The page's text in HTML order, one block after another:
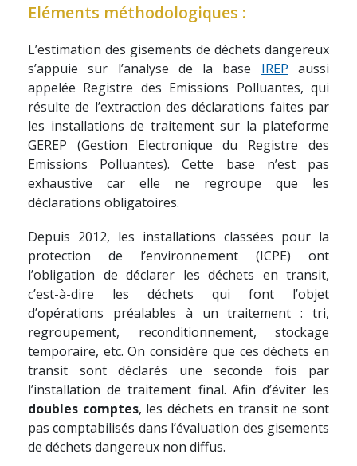
Eléments méthodologiques :
L’estimation des gisements de déchets dangereux
s’appuie sur l’analyse de la base IREP aussi
appelée Registre des Emissions Polluantes, qui
résulte de l’extraction des déclarations faites par
les installations de traitement sur la plateforme
GEREP (Gestion Electronique du Registre des
Emissions Polluantes). Cette base n’est pas
exhaustive car elle ne regroupe que les
déclarations obligatoires.
Depuis 2012, les installations classées pour la
protection de l’environnement (ICPE) ont
l’obligation de déclarer les déchets en transit,
c’est-à-dire les déchets qui font l’objet
d’opérations préalables à un traitement : tri,
regroupement, reconditionnement, stockage
temporaire, etc. On considère que ces déchets en
transit sont déclarés une seconde fois par
l’installation de traitement final. Afin d’éviter les
doubles comptes, les déchets en transit ne sont
pas comptabilisés dans l’évaluation des gisements
de déchets dangereux non diffus.